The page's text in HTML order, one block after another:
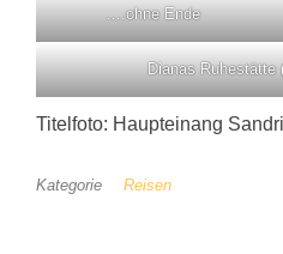
….ohne Ende
Dianas Ruhestätte
Titelfoto: Haupteinang
Kategorie Reisen